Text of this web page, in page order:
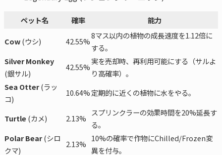
ペット名 確率 能力
Cow(ウシ) 42.55%
8マス以内の植物の成長速度を1.12倍に
する。
Silver Monkey
(銀サル)
42.55%
実を売却時、再利用可能にする（サルよ
り高確率）。
Sea Otter(ラッ
コ)
10.64%定期的に近くの植物に水をやる。
Turtle(カメ) 2.13%
スプリンクラーの効果時間を20%延長す
る。
Polar Bear(シロ
クマ)
2.13%
10%の確率で作物にChilled/Frozen変
異を付与。